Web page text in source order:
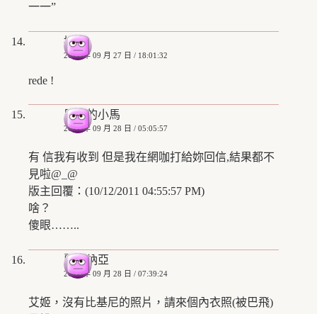
一一”
撲朔
2008 年 09 月 27 日 / 18:01:32
rede !
思考的小馬
2008 年 09 月 28 日 / 05:05:57
有 信我有收到 但是我在網咖打給妳回信,結果都不
見啦@_@
版主回覆：(10/12/2011 04:55:57 PM)
啥？
傻眼……..
麗芙納亞
2008 年 09 月 28 日 / 07:39:24
艾姬，沒有比基尼的照片，請來個內衣照(被巴飛)